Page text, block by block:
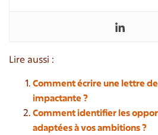
Lire aussi :
Comment écrire une lettre
impactante ?
Comment identifier les
adaptées à vos ambitions ?